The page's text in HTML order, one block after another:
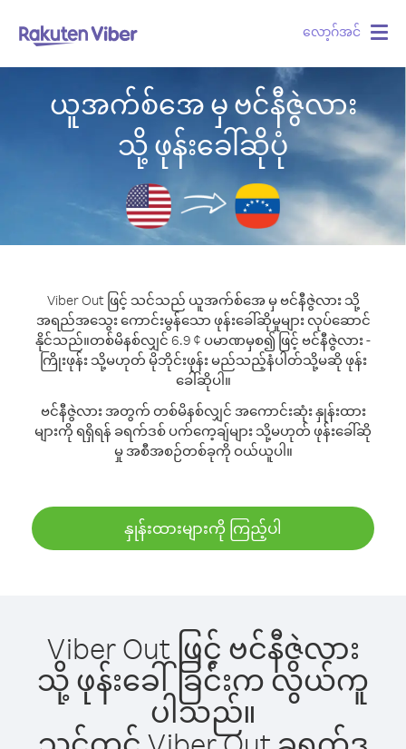
လော့ဂ်အင်
ယူအက်စ်အေ မှ ဗင်နီဇွဲလား
သို့ ဖုန်းခေါ်ဆိုပုံ
Viber Out ဖြင့် သင်သည် ယူအက်စ်အေ မှ ဗင်နီဇွဲလား သို့
အရည်အသွေး ကောင်းမွန်သော ဖုန်းခေါ်ဆိုမှုများ လုပ်ဆောင်
နိုင်သည်။တစ်မိနစ်လျှင် 6.9 ¢ ပမာဏမှစ၍ ဖြင့် ဗင်နီဇွဲလား -
ကြိုးဖုန်း သို့မဟုတ် မိုဘိုင်းဖုန်း မည်သည့်နံပါတ်သို့မဆို ဖုန်း
ခေါ်ဆိုပါ။
ဗင်နီဇွဲလား အတွက် တစ်မိနစ်လျှင် အကောင်းဆုံး နှုန်းထား
များကို ရရှိရန် ခရက်ဒစ် ပက်ကေ့ချ်များ သို့မဟုတ် ဖုန်းခေါ်ဆို
မှု အစီအစဉ်တစ်ခုကို ဝယ်ယူပါ။
နှုန်းထားများကို ကြည့်ပါ
Viber Out ဖြင့် ဗင်နီဇွဲလား
သို့ ဖုန်းခေါ်ခြင်းက လွယ်ကူ
ပါသည်။